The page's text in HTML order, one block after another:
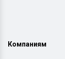
Компаниям